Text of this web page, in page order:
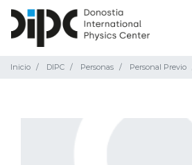
Inicio DIPC Personas Personal Previo